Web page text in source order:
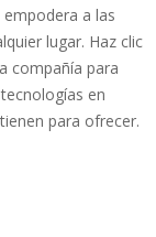
a las
lugar. Haz clic
compañía para
en
para ofrecer.